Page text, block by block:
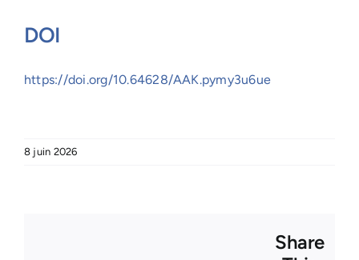
DOI
https://doi.org/10.64628/AAK.pymy3u6ue
8 juin 2026
Share